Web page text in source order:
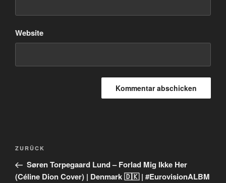
Website
Beitragsnavigation
Vorheriger
Beitrag
ZURÜCK
Søren Torpegaard Lund – Forlad Mig Ikke Her
(Céline Dion Cover) | Denmark 🇩🇰 | #EurovisionALBM